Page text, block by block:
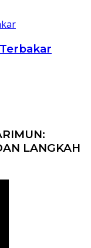
LANGKAH